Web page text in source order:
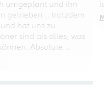
umgeplant und ihn
getrieben… trotzdem
hat uns zu
sind als alles, was
Absolute